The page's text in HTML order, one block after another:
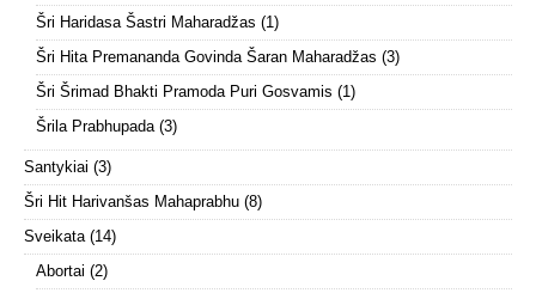
Šri Haridasa Šastri Maharadžas (1)
Šri Hita Premananda Govinda Šaran Maharadžas (3)
Šri Šrimad Bhakti Pramoda Puri Gosvamis (1)
Šrila Prabhupada(3)
Santykiai (3)
Šri Hit Harivanšas Mahaprabhu (8)
Sveikata(14)
Abortai (2)